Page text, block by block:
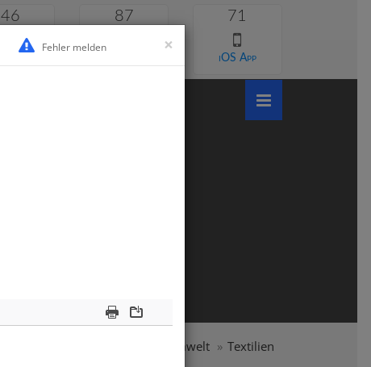
46 87 71
iOS App
Mensch und Umwelt Textilien
×
Fehler melden
Print